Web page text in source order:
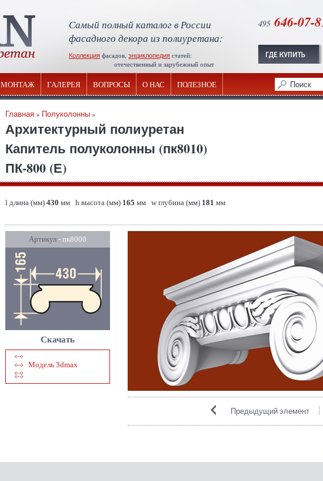
Самый полный каталог в России
фасадного декора из полиуретана:
Коллекция фасадов, энциклопедия статей:
отечественный и зарубежный опыт
495 646-07-
МОНТАЖ ГАЛЕРЕЯ ВОПРОСЫ О НАС ПОЛЕЗНОЕ
Главная» Полуколонны»
Архитектурный полиуретан
Капитель полуколонны (пк8010)
ПК-800 (Е)
l длина (мм) 430 мм h высота (мм) 165 мм w глубина (мм) 181 мм
Артикул - пк8000
Скачать
Модель 3dmax
Предыдущий элемент